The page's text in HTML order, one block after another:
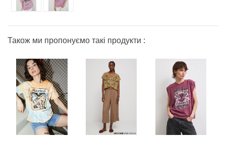
Також ми пропонуємо такі продукти :